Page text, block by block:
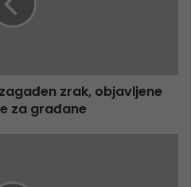
zrak, objavljene
za građane